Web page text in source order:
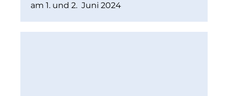
am 1. und 2. Juni 2024